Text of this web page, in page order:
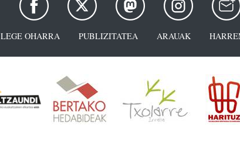
LEGE OHARRA PUBLIZITATEA ARAUAK